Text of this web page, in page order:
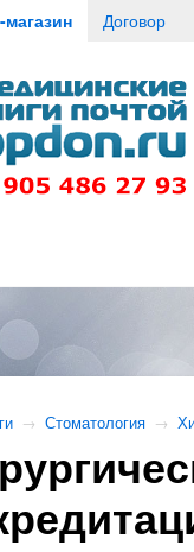
магазин Договор
→ Стоматология →